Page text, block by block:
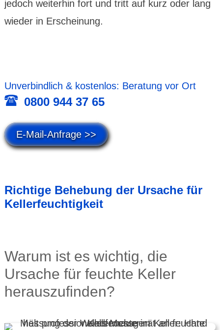
jedoch weiter­hin fort und tritt auf kurz oder lang
wieder in Erscheinung.
Unver­bind­lich & kosten­los: Beratung vor Ort
0800 944 37 65
E-Mail-Anfrage >>
Richtige Behebung der Ursache für
Keller­feuchtig­keit
Warum ist es wichtig, die
Ursache für feuchte Keller
heraus­zufinden?